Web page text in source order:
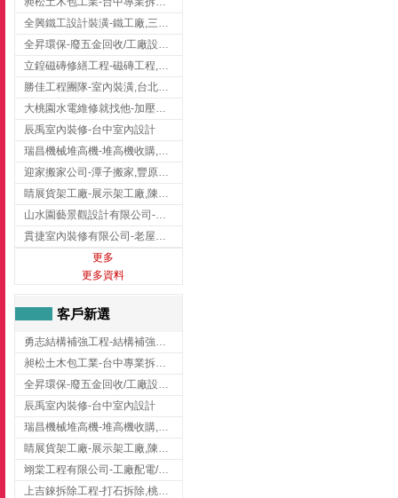
全興鐵工設計裝潢-鐵工廠,三峽鐵工廠,台北鐵工廠
全昇環保-廢五金回收/工廠設備收購/機械設備回收/高價收購廠房設備
立鍠磁磚修繕工程-磁磚工程,磁磚修補,新竹磁磚工程
勝佳工程團隊-室內裝潢,台北房屋裝修,三重室內裝修
大桃園水電維修就找他-加壓馬達,抽水馬達,桃園水電行,中壢水電
辰禹室內裝修-台中室內設計
瑞昌機械堆高機-堆高機收購,新北市堆高機,桃園堆高機
迎家搬家公司-潭子搬家,豐原搬家,大雅搬家,大甲搬家,台中推薦搬家,台中搬家
睛展貨架工廠-展示架工廠,陳列架,台中展示架工廠
山水園藝景觀設計有限公司-景觀工程,景觀設計,新竹園藝工程,新竹景觀設計
貫捷室內裝修有限公司-老屋翻新工程,台中老屋翻新工程,台中舊屋翻新
更多
更多資料
客戶新選
勇志結構補強工程-結構補強工程 ,桃園結構補強工程,龍潭結構補強工程
昶松土木包工業-台中專業拆除工程/挖土機出租
全昇環保-廢五金回收/工廠設備收購/機械設備回收/高價收購廠房設備
辰禹室內裝修-台中室內設計
瑞昌機械堆高機-堆高機收購,新北市堆高機,桃園堆高機
睛展貨架工廠-展示架工廠,陳列架,台中展示架工廠
翊棠工程有限公司-工廠配電/高雄消防機電公司
上吉錸拆除工程-打石拆除,桃園打石拆除,桃園拆除工程